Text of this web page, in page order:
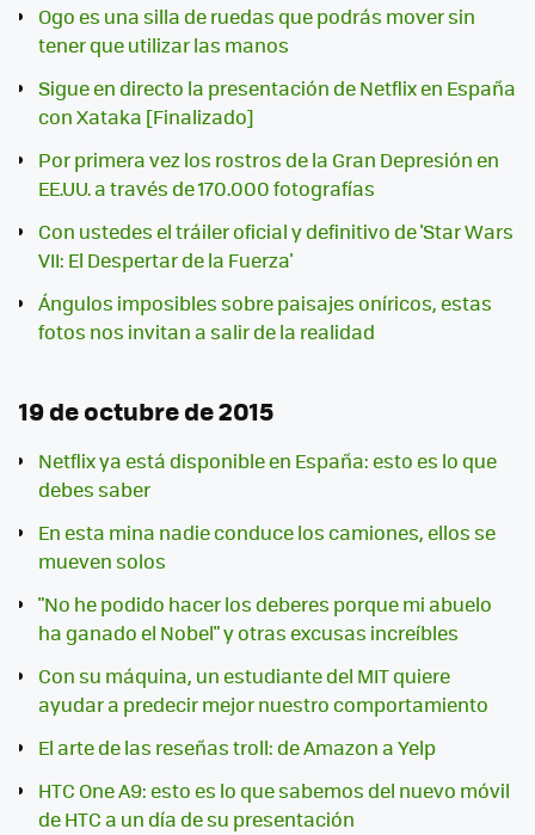
Ogo es una silla de ruedas que podrás mover sin
tener que utilizar las manos
Sigue en directo la presentación de Netflix en España
con Xataka [Finalizado]
Por primera vez los rostros de la Gran Depresión en
EE.UU. a través de 170.000 fotografías
Con ustedes el tráiler oficial y definitivo de 'Star Wars
VII: El Despertar de la Fuerza'
Ángulos imposibles sobre paisajes oníricos, estas
fotos nos invitan a salir de la realidad
19 de octubre de 2015
Netflix ya está disponible en España: esto es lo que
debes saber
En esta mina nadie conduce los camiones, ellos se
mueven solos
"No he podido hacer los deberes porque mi abuelo
ha ganado el Nobel" y otras excusas increíbles
Con su máquina, un estudiante del MIT quiere
ayudar a predecir mejor nuestro comportamiento
El arte de las reseñas troll: de Amazon a Yelp
HTC One A9: esto es lo que sabemos del nuevo móvil
de HTC a un día de su presentación